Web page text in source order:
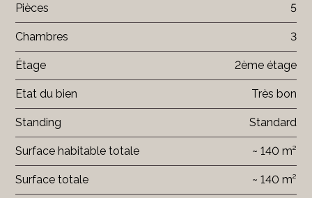
Pièces 5
Chambres 3
Étage 2ème étage
Etat du bien Très bon
Standing Standard
Surface habitable totale ~ 140 m²
Surface totale ~ 140 m²